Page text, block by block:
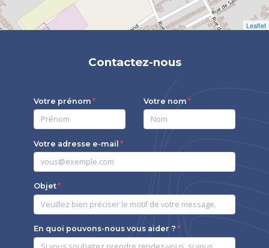
Leaflet
Contactez-nous
Votre prénom Votre nom
Votre adresse e-mail
Objet
En quoi pouvons-nous vous aider ?